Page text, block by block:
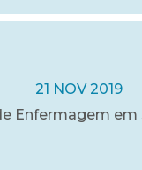
21 NOV 2019
Enfermagem em